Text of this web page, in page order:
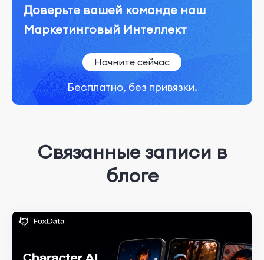
Доверьте вашей команде наш
Маркетинговый Интеллект
Начните сейчас
Бесплатно, без привязки.
Связанные записи в
блоге